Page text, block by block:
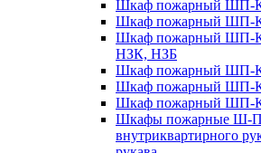
Шкаф пожарный ШП-
Шкаф пожарный
Шкаф пожарный
НЗК, НЗБ
Шкаф пожарный ШП-
Шкаф пожарный
Шкаф пожарный ШП-
Шкафы пожарные Ш-
внутриквартирного